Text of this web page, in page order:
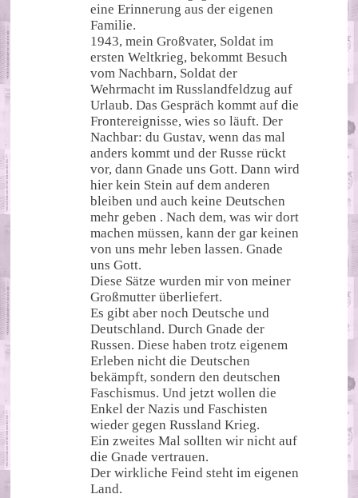
eine Erinnerung aus der eigenen
Familie.
1943, mein Großvater, Soldat im
ersten Weltkrieg, bekommt Besuch
vom Nachbarn, Soldat der
Wehrmacht im Russlandfeldzug auf
Urlaub. Das Gespräch kommt auf die
Frontereignisse, wies so läuft. Der
Nachbar: du Gustav, wenn das mal
anders kommt und der Russe rückt
vor, dann Gnade uns Gott. Dann wird
hier kein Stein auf dem anderen
bleiben und auch keine Deutschen
mehr geben . Nach dem, was wir dort
machen müssen, kann der gar keinen
von uns mehr leben lassen. Gnade
uns Gott.
Diese Sätze wurden mir von meiner
Großmutter überliefert.
Es gibt aber noch Deutsche und
Deutschland. Durch Gnade der
Russen. Diese haben trotz eigenem
Erleben nicht die Deutschen
bekämpft, sondern den deutschen
Faschismus. Und jetzt wollen die
Enkel der Nazis und Faschisten
wieder gegen Russland Krieg.
Ein zweites Mal sollten wir nicht auf
die Gnade vertrauen.
Der wirkliche Feind steht im eigenen
Land.